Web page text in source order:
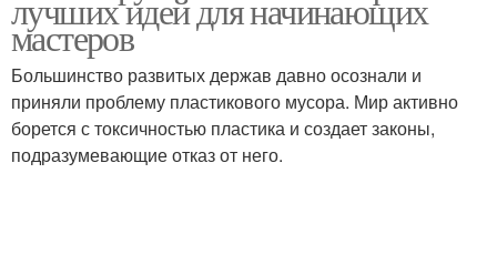
лучших идей для начинающих
мастеров
Большинство развитых держав давно осознали и
приняли проблему пластикового мусора. Мир активно
борется с токсичностью пластика и создает законы,
подразумевающие отказ от него.